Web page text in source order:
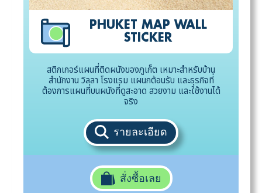
PHUKET MAP WALL
STICKER
สติกเกอร์แผนที่ติดผนังของภูเก็ต เหมาะสำหรับบ้าน
สำนักงาน วิลลา โรงแรม แผนกต้อนรับ และธุรกิจที่
ต้องการแผนที่บนผนังที่ดูสะอาด สวยงาม และใช้งานได้
จริง
รายละเอียด
สั่งซื้อเลย